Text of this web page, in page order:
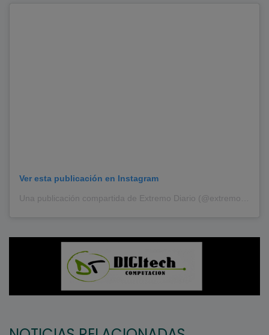
Ver esta publicación en Instagram